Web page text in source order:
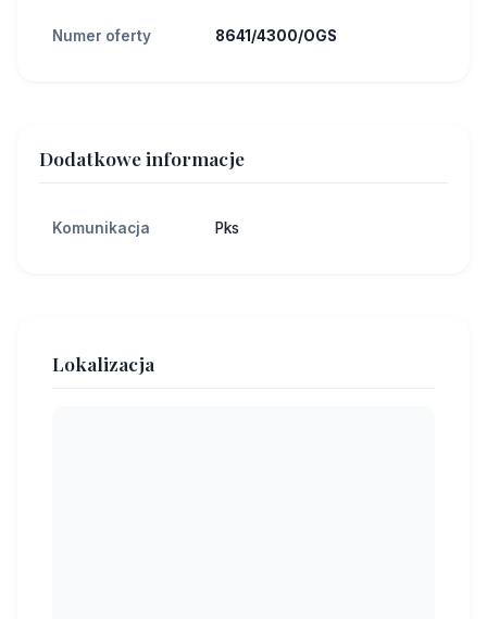
Numer oferty 8641/4300/OGS
Dodatkowe informacje
Komunikacja Pks
Lokalizacja